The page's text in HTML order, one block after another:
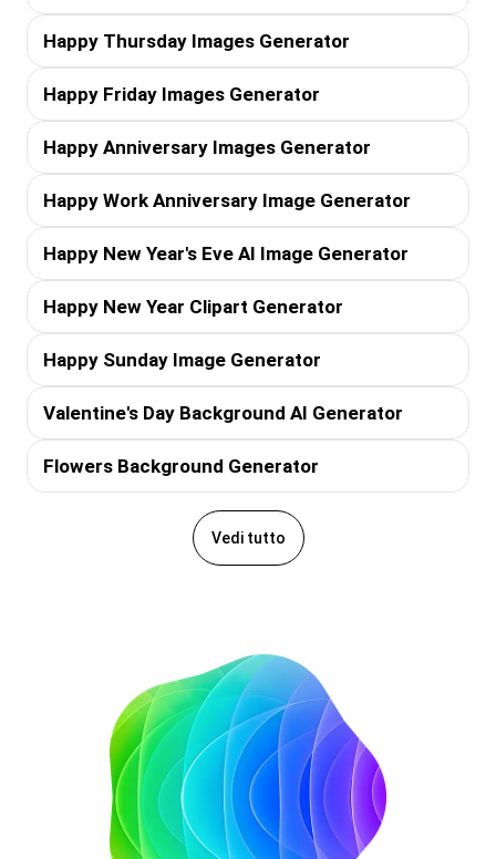
Happy Thursday Images Generator
Happy Friday Images Generator
Happy Anniversary Images Generator
Happy Work Anniversary Image Generator
Happy New Year's Eve AI Image Generator
Happy New Year Clipart Generator
Happy Sunday Image Generator
Valentine's Day Background AI Generator
Flowers Background Generator
Vedi tutto